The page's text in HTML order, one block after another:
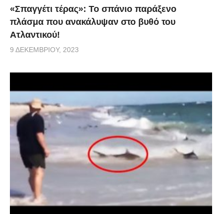
«Σπαγγέτι τέρας»: Το σπάνιο παράξενο
πλάσμα που ανακάλυψαν στο βυθό του
Ατλαντικού!
9 ΔΕΚΕΜΒΡΊΟΥ, 2023